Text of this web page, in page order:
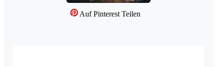
Auf Pinterest Teilen